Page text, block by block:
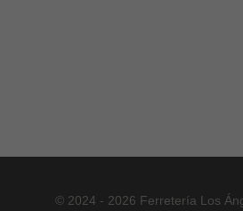
© 2024 - 2026 Ferretería Los